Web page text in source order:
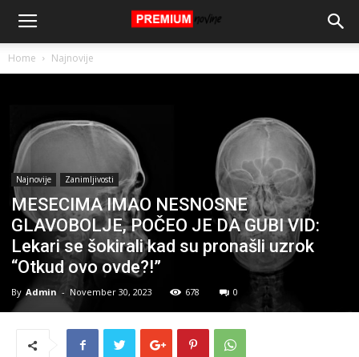
Home Najnovije
Najnovije Zanimljivosti
MESECIMA IMAO NESNOSNE
GLAVOBOLJE, POČEO JE DA GUBI VID:
Lekari se šokirali kad su pronašli uzrok
“Otkud ovo ovde?!”
By Admin - November 30, 2023 678 0